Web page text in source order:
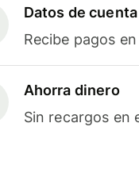
Datos de
Recibe pagos
Ahorra dinero
Sin recargos en